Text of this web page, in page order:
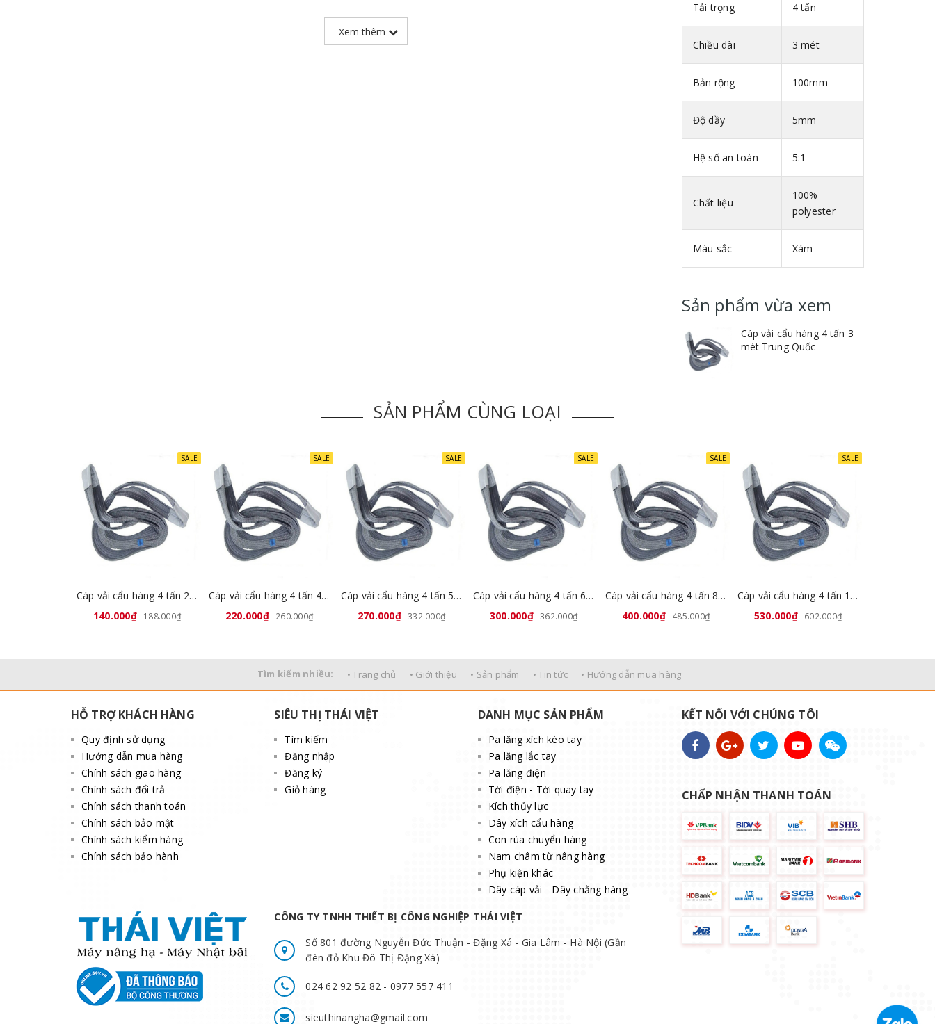
Hình ảnh cáp vải cẩu hàng bản dẹt 2 đầu mắt Uni power Trung Quốc
Thông số kỹ thuật cáp vải bản dẹt Trung Quốc
Mã màu theo tiêu chuẩn DIN-EN 1492-1
Bản rộng : Mỗi 25mm ứng với tải trọng 1 tấn
Vật liệu : 100% polyester
Xem thêm
Tải trọng 4 tấn
Chiều dài 3 mét
Bản rộng 100mm
Độ dầy 5mm
Hệ số an toàn 5:1
Chất liệu
100%
polyester
Màu sắc Xám
Sản phẩm vừa xem
Cáp vải cẩu hàng 4 tấn 3
mét Trung Quốc
SẢN PHẨM CÙNG LOẠI
SALE
Cáp vải cẩu hàng 4 tấn 2 mét Trung Quốc
140.000₫ 188.000₫
SALE
Cáp vải cẩu hàng 4 tấn 4 mét Trung Quốc
220.000₫ 260.000₫
SALE
Cáp vải cẩu hàng 4 tấn 5 mét Trung Quốc
270.000₫ 332.000₫
SALE
Cáp vải cẩu hàng 4 tấn 6 mét Trung Quốc
300.000₫ 362.000₫
SALE
Cáp vải cẩu hàng 4 tấn 8 mét Trung Quốc
400.000₫ 485.000₫
SALE
Cáp vải cẩu hàng 4 tấn 10 mét Trung Quốc
530.000₫ 602.000₫
Tìm kiếm nhiều: • Trang chủ • Giới thiệu • Sản phẩm • Tin tức • Hướng dẫn mua hàng
HỖ TRỢ KHÁCH HÀNG
Quy định sử dụng
Hướng dẫn mua hàng
Chính sách giao hàng
Chính sách đổi trả
Chính sách thanh toán
Chính sách bảo mật
Chính sách kiểm hàng
Chính sách bảo hành
SIÊU THỊ THÁI VIỆT
Tìm kiếm
Đăng nhập
Đăng ký
Giỏ hàng
DANH MỤC SẢN PHẨM
Pa lăng xích kéo tay
Pa lăng lắc tay
Pa lăng điện
Tời điện - Tời quay tay
Kích thủy lực
Dây xích cẩu hàng
Con rùa chuyển hàng
Nam châm từ nâng hàng
Phụ kiện khác
Dây cáp vải - Dây chằng hàng
CÔNG TY TNHH THIẾT BỊ CÔNG NGHIỆP THÁI VIỆT
Số 801 đường Nguyễn Đức Thuận - Đặng Xá - Gia Lâm - Hà Nội (Gần
đèn đỏ Khu Đô Thị Đặng Xá)
024 62 92 52 82 - 0977 557 411
sieuthinangha@gmail.com
KẾT NỐI VỚI CHÚNG TÔI
CHẤP NHẬN THANH TOÁN